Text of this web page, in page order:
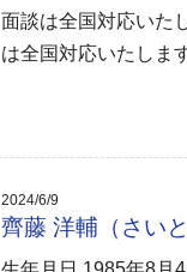
面談は全国対応いた
は全国対応いたしま
2024/6/9
齊藤 洋輔（さい